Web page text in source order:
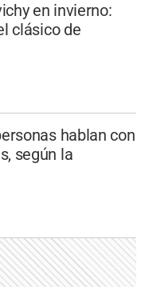
en invierno:
clásico de
hablan con
según la